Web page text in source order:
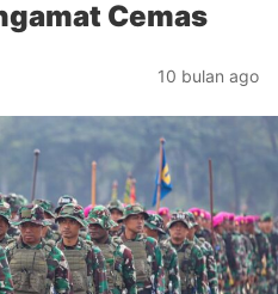
Cemas
10 bulan ago